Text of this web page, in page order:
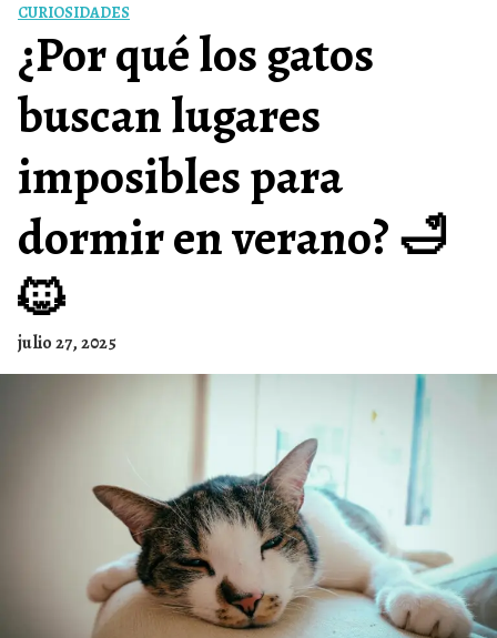
CURIOSIDADES
¿Por qué los gatos
buscan lugares
imposibles para
dormir en verano? 🛁
🐱
julio 27, 2025